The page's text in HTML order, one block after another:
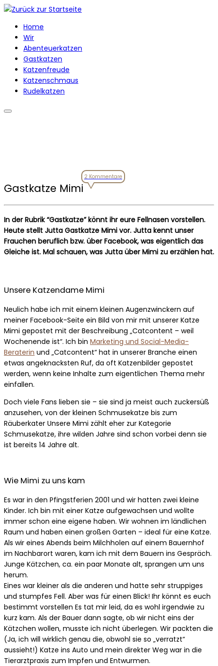
Zum
springenHome
Wir
Abenteuerkatzen
Gastkatzen
Katzenfreude
Katzenschmaus
Rudelkatzen
Gastkatze Mimi
2 Kommentare
In der Rubrik “Gastkatze” könnt ihr eure Fellnasen vorstellen.
Heute stellt Jutta Gastkatze Mimi vor. Jutta kennt unser
Frauchen beruflich bzw. über Facebook, was eigentlich das
Gleiche ist. Mal schauen, was Jutta über Mimi zu erzählen hat.
Unsere Katzendame Mimi
Neulich habe ich mit einem kleinen Augenzwinckern auf
meiner Facebook-Seite ein Bild von mir mit unserer Katze
Mimi gepostet mit der Beschreibung „Catcontent – weil
Wochenende ist“. Ich bin Marketing und Social-Media-
Beraterin und „Catcontent“ hat in unserer Branche einen
etwas angeknacksten Ruf, da oft Katzenbilder gepostet
werden, wenn keine Inhalte zum eigentlichen Thema mehr
einfallen.
Doch viele Fans lieben sie – sie sind ja meist auch zuckersüß
anzusehen, von der kleinen Schmusekatze bis zum
Räuberkater Unsere Mimi zählt eher zur Kategorie
Schmusekatze, ihre wilden Jahre sind schon vorbei denn sie
ist bereits 14 Jahre alt.
Wie Mimi zu uns kam
Es war in den Pfingstferien 2001 und wir hatten zwei kleine
Kinder. Ich bin mit einer Katze aufgewachsen und wollte
immer schon eine eigene haben. Wir wohnen im ländlichen
Raum und haben einen großen Garten – ideal für eine Katze.
Als wir eines Abends beim Milchholen auf einem Bauernhof
im Nachbarort waren, kam ich mit dem Bauern ins Gespräch.
Junge Kätzchen, ca. ein paar Monate alt, sprangen um uns
herum.
Eines war kleiner als die anderen und hatte sehr struppiges
und stumpfes Fell. Aber was für einen Blick! Ihr könnt es euch
bestimmt vorstellen Es tat mir leid, da es wohl irgendwie zu
kurz kam. Als der Bauer dann sagte, ob wir nicht eins der
Kätzchen wollen, musste ich nicht überlegen. Wir packten die
(Ja, ich will wirklich genau die, obwohl sie so „verratzt“
aussieht!) Katze ins Auto und mein direkter Weg war in die
Tierarztpraxis zum Impfen und Entwurmen.